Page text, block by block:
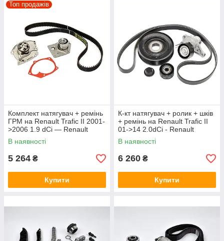
Топ продажів
Комплект натягувач + ремінь
ГРМ на Renault Trafic II 2001-
>2006 1.9 dCi — Renault
(Оригінал) - 119A01877R
В наявності
5 264 ₴
Купити
К-кт натягувач + ролик + шків
+ ремінь на Renault Trafic II
01->14 2.0dCi - Renault
(Оригінал) - 7701477345
В наявності
6 260 ₴
Купити